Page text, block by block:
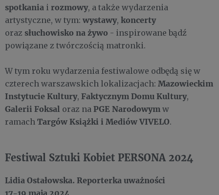
spotkania i rozmowy, a także wydarzenia
artystyczne, w tym: wystawy, koncerty
oraz słuchowisko na żywo - inspirowane bądź
powiązane z twórczością matronki.
W tym roku wydarzenia festiwalowe odbędą się w
czterech warszawskich lokalizacjach: Mazowieckim
Instytucie Kultury, Faktycznym Domu Kultury,
Galerii Foksal oraz na PGE Narodowym w
ramach Targów Książki i Mediów VIVELO.
Festiwal Sztuki Kobiet PERSONA 2024
Lidia Ostałowska. Reporterka uważności
17-19 maja 2024